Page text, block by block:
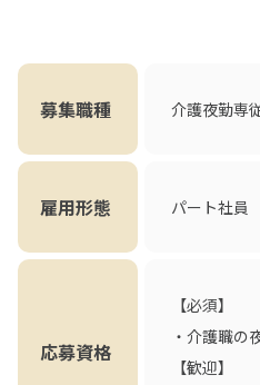
募集職種 介護夜勤専
雇用形態 パート社員
応募資格
【必須】
・介護職の
【歓迎】